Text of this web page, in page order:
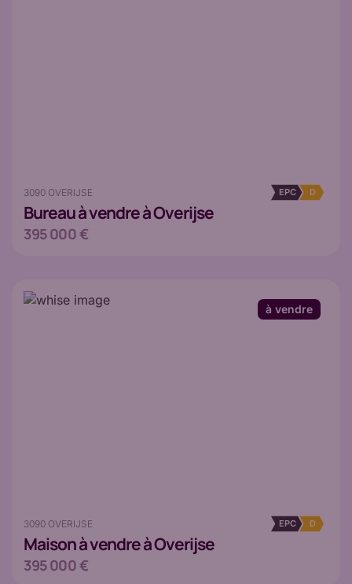
3090 OVERIJSE
Bureauà vendre à Overijse
EPC D
395 000 €
3090 OVERIJSE
Maisonà vendre à Overijse
EPC D
395 000 €
à vendre